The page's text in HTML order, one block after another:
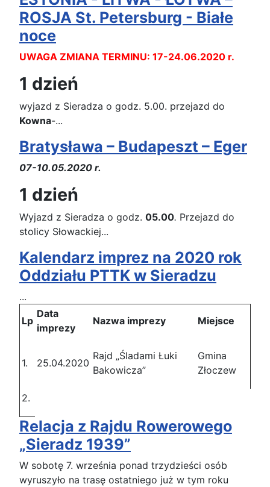
ROSJA St. Petersburg - Białe
noce
UWAGA ZMIANA TERMINU: 17-24.06.2020 r.
1 dzień
wyjazd z Sieradza o godz. 5.00. przejazd do
Kowna-...
Bratysława – Budapeszt – Eger
07-10.05.2020 r.
1 dzień
Wyjazd z Sieradza o godz. 05.00. Przejazd do
stolicy Słowackiej...
Kalendarz imprez na 2020 rok
Oddziału PTTK w Sieradzu
...
Lp
Data
imprezy
Nazwa imprezy Miejsce
1. 25.04.2020
Rajd „Śladami Łuki
Bakowicza”
Gmina
Złoczew
2.
Relacja z Rajdu Rowerowego
„Sieradz 1939”
W sobotę 7. września ponad trzydzieści osób
wyruszyło na trasę ostatniego już w tym roku